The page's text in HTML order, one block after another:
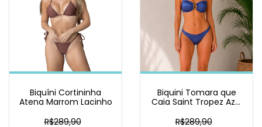
Biquíni Cortininha
Atena Marrom Lacinho
R$289,90
Biquini Tomara que
Caia Saint Tropez Azul
R$289,90